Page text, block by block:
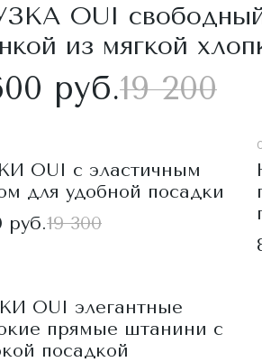
OUI
из мягкой
руб.19 200
OUI с эластичным
для удобной посадки
руб.19 300
OUI элегантные
прямые штанини с
посадкой